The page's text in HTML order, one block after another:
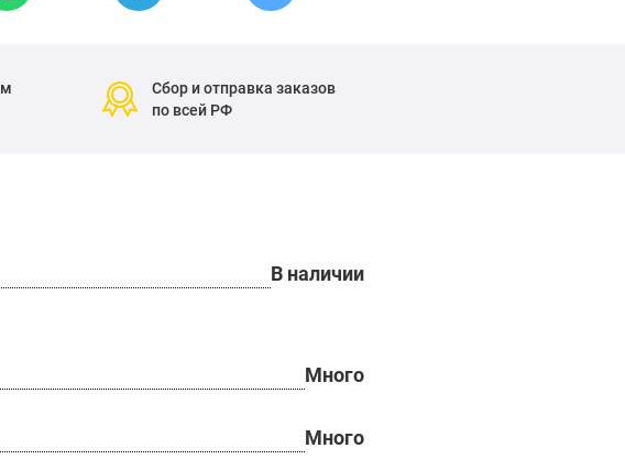
Сбор и отправка заказов
по всей РФ
В наличии
Много
Много